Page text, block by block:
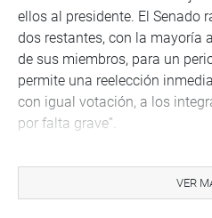
ellos al presidente. El Senado
dos restantes, con la mayoría
de sus miembros, para un
permite una reelección
con igual votación, a los
por falta grave”.
numeral 6 del artículo 102-A
del Perú, en los siguientes
VER